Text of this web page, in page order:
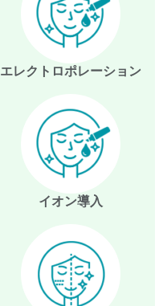
エレクトロポレーション
イオン導入